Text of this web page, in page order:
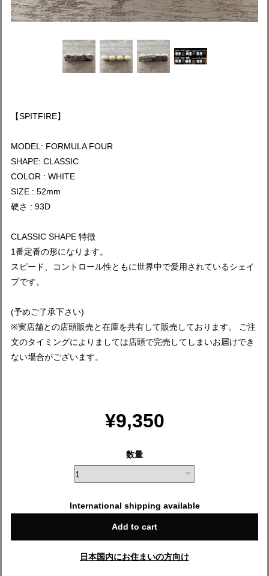
【SPITFIRE】
MODEL: FORMULA FOUR
SHAPE: CLASSIC
COLOR : WHITE
SIZE : 52mm
硬さ : 93D
CLASSIC SHAPE 特徴
1番定番の形になります。
スピード、コントロール性ともに世界中で愛用されているシェイ
プです。
(予めご了承下さい)
※実店舗との店頭販売と在庫を共有して販売しております。 ご注
文のタイミングによりましては店頭で完売してしまいお届けでき
ない場合がございます。
¥9,350
数量
International shipping available
Add to cart
日本国内にお住まいの方向け